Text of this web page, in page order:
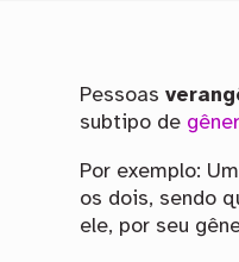
Pessoas
subtipo de
Por exemplo:
os dois, sendo
ele, por seu